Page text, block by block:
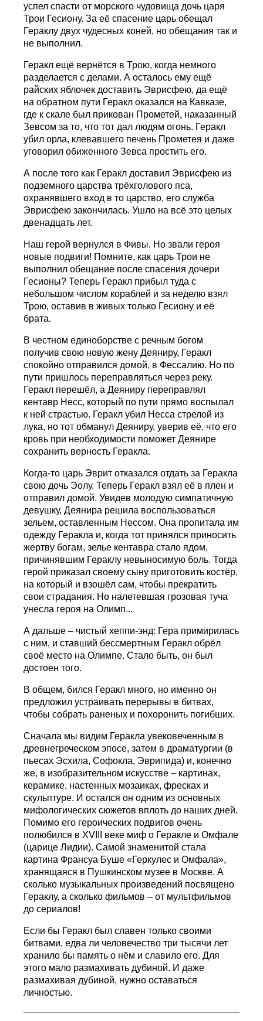
успел спасти от морского чудовища дочь царя
Трои Гесиону. За её спасение царь обещал
Гераклу двух чудесных коней, но обещания так и
не выполнил.
Геракл ещё вернётся в Трою, когда немного
разделается с делами. А осталось ему ещё
райских яблочек доставить Эврисфею, да ещё
на обратном пути Геракл оказался на Кавказе,
где к скале был прикован Прометей, наказанный
Зевсом за то, что тот дал людям огонь. Геракл
убил орла, клевавшего печень Прометея и даже
уговорил обиженного Зевса простить его.
А после того как Геракл доставил Эврисфею из
подземного царства трёхголового пса,
охранявшего вход в то царство, его служба
Эврисфею закончилась. Ушло на всё это целых
двенадцать лет.
Наш герой вернулся в Фивы. Но звали героя
новые подвиги! Помните, как царь Трои не
выполнил обещание после спасения дочери
Гесионы? Теперь Геракл прибыл туда с
небольшом числом кораблей и за неделю взял
Трою, оставив в живых только Гесиону и её
брата.
В честном единоборстве с речным богом
получив свою новую жену Деяниру, Геракл
спокойно отправился домой, в Фессалию. Но по
пути пришлось переправляться через реку.
Геракл перешёл, а Деяниру переправлял
кентавр Несс, который по пути прямо воспылал
к ней страстью. Геракл убил Несса стрелой из
лука, но тот обманул Деяниру, уверив её, что его
кровь при необходимости поможет Деянире
сохранить верность Геракла.
Когда-то царь Эврит отказался отдать за Геракла
свою дочь Эолу. Теперь Геракл взял её в плен и
отправил домой. Увидев молодую симпатичную
девушку, Деянира решила воспользоваться
зельем, оставленным Нессом. Она пропитала им
одежду Геракла и, когда тот принялся приносить
жертву богам, зелье кентавра стало ядом,
причинявшим Гераклу невыносимую боль. Тогда
герой приказал своему сыну приготовить костёр,
на который и взошёл сам, чтобы прекратить
свои страдания. Но налетевшая грозовая туча
унесла героя на Олимп...
А дальше – чистый хеппи-энд: Гера примирилась
с ним, и ставший бессмертным Геракл обрёл
своё место на Олимпе. Стало быть, он был
достоен того.
В общем, бился Геракл много, но именно он
предложил устраивать перерывы в битвах,
чтобы собрать раненых и похоронить погибших.
Сначала мы видим Геракла увековеченным в
древнегреческом эпосе, затем в драматургии (в
пьесах Эсхила, Софокла, Эврипида) и, конечно
же, в изобразительном искусстве – картинах,
керамике, настенных мозаиках, фресках и
скульптуре. И остался он одним из основных
мифологических сюжетов вплоть до наших дней.
Помимо его героических подвигов очень
полюбился в XVIII веке миф о Геракле и Омфале
(царице Лидии). Самой знаменитой стала
картина Франсуа Буше «Геркулес и Омфала»,
хранящаяся в Пушкинском музее в Москве. А
сколько музыкальных произведений посвящено
Гераклу, а сколько фильмов – от мультфильмов
до сериалов!
Если бы Геракл был славен только своими
битвами, едва ли человечество три тысячи лет
хранило бы память о нём и славило его. Для
этого мало размахивать дубиной. И даже
размахивая дубиной, нужно оставаться
личностью.